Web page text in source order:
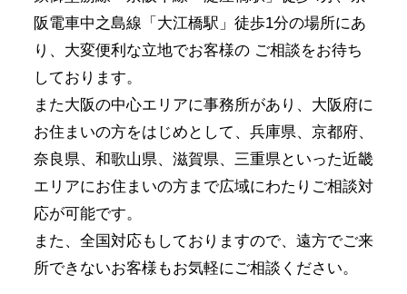
阪電車中之島線「大江橋駅」徒歩1分の場所にあ
り、大変便利な立地でお客様の ご相談をお待ち
しております。
また大阪の中心エリアに事務所があり、大阪府に
お住まいの方をはじめとして、兵庫県、京都府、
奈良県、和歌山県、滋賀県、三重県といった近畿
エリアにお住まいの方まで広域にわたりご相談対
応が可能です。
また、全国対応もしておりますので、遠方でご来
所できないお客様もお気軽にご相談ください。